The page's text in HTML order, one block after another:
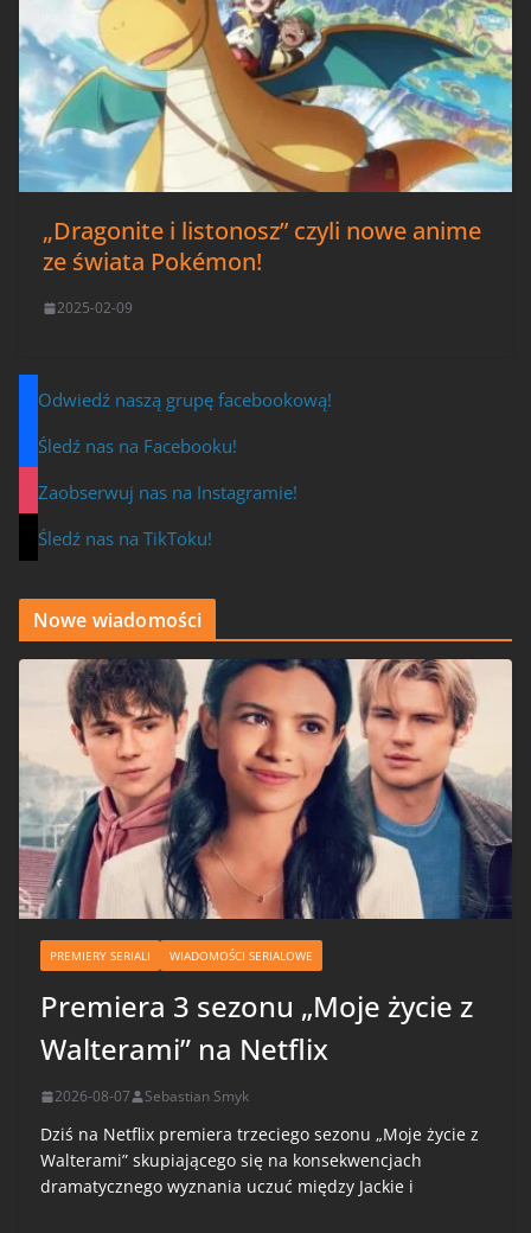
„Dragonite i listonosz” czyli nowe anime
ze świata Pokémon!
2025-02-09
Odwiedź naszą grupę facebookową!
Śledź nas na Facebooku!
Zaobserwuj nas na Instagramie!
Śledź nas na TikToku!
Nowe wiadomości
PREMIERY SERIALI WIADOMOŚCI SERIALOWE
Premiera 3 sezonu „Moje życie z
Walterami” na Netflix
2026-08-07 Sebastian Smyk
Dziś na Netflix premiera trzeciego sezonu „Moje życie z
Walterami” skupiającego się na konsekwencjach
dramatycznego wyznania uczuć między Jackie i